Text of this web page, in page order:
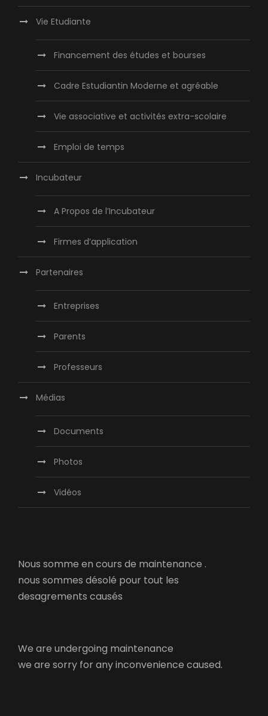
Vie Etudiante
Financement des études et bourses
Cadre Estudiantin Moderne et agréable
Vie associative et activités extra-scolaire
Emploi de temps
Incubateur
A Propos de l’Incubateur
Firmes d’application
Partenaires
Entreprises
Parents
Professeurs
Médias
Documents
Photos
Vidéos
Nous somme en cours de maintenance .
nous sommes désolé pour tout les
desagrements causés
We are undergoing maintenance
we are sorry for any inconvenience caused.